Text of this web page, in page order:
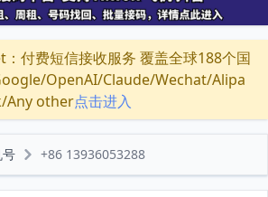
付费短信接收服务 覆盖全球188个国
OpenAI/Claude/Wechat/Alipa
Any other点击进入
+86 13936053288